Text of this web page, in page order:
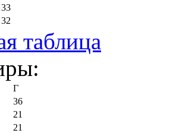
33
32
таблица
Г
36
21
21